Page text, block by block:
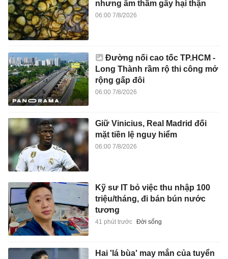
nhưng âm thầm gây hại thận
06:00 7/8/2026
Đường nối cao tốc TP.HCM -
Long Thành rầm rộ thi công mở
rộng gấp đôi
06:00 7/8/2026
Giữ Vinicius, Real Madrid đối
mặt tiền lệ nguy hiểm
06:00 7/8/2026
Kỹ sư IT bỏ việc thu nhập 100
triệu/tháng, đi bán bún nước
tương
41 phút trước Đời sống
Hai 'lá bùa' may mắn của tuyển